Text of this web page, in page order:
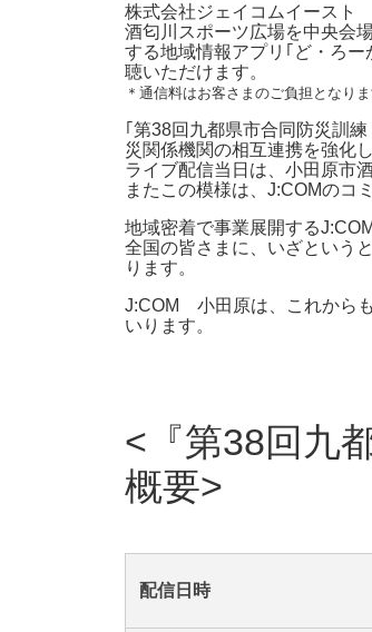
株式会社ジェイコムイースト
酒匂川スポーツ広場を中央会
する地域情報アプリ｢ど・ろー
聴いただけます。
＊通信料はお客さまのご負担となりま
｢第38回九都県市合同防災訓
災関係機関の相互連携を強化
ライブ配信当日は、小田原市
またこの模様は、J:COMのコ
地域密着で事業展開する
全国の皆さまに、いざという
ります。
J:COM 小田原は、これから
いります。
『第38回
概要
配信日時